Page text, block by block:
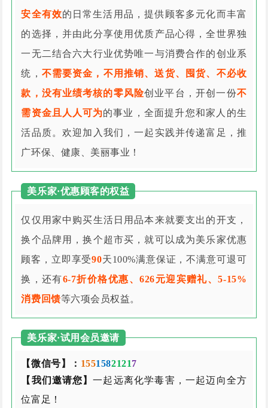
安全有效的日常生活用品，提供顾客多元化而丰富
的选择，并由此分享使用优质产品心得，全世界独
一无二结合六大行业优势唯一与消费合作的创业系
统， 不需要资金，不用推销、送货、囤货、不必收
款，没有业绩考核的零风险创业平台，开创一份不
需资金且人人可为的事业，全面提升您和家人的生
活品质。欢迎加入我们，一起实践并传递富足，推
广环保、健康、美丽事业！
美乐家·优惠顾客的权益
仅仅用家中购买生活日用品本来就要支出的开支，
换个品牌用，换个超市买，就可以成为美乐家优惠
顾客，立即享受90天100%满意保证，不满意可退可
换，还有6-7折价格优惠、626元迎宾赠礼、5-15%
消费回馈等六项会员权益。
美乐家·试用会员邀请
【微信号】： 15515821217
【我们邀请您】一起远离化学毒害，一起迈向全方
位富足！